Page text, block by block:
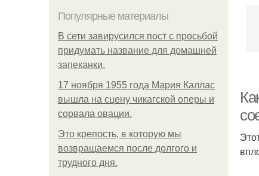
Популярные материалы
В сети завирусился пост с просьбой
придумать название для домашней
запеканки.
17 ноября 1955 года Мария Каллас
вышла на сцену чикагской оперы и
сорвала овации.
Это крепость, в которую мы
возвращаемся после долгого и
трудного дня.